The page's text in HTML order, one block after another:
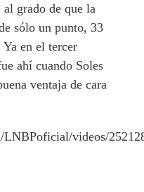
al grado de que la
sólo un punto, 33
en el tercer
ahí cuando Soles
ventaja de cara
videos/